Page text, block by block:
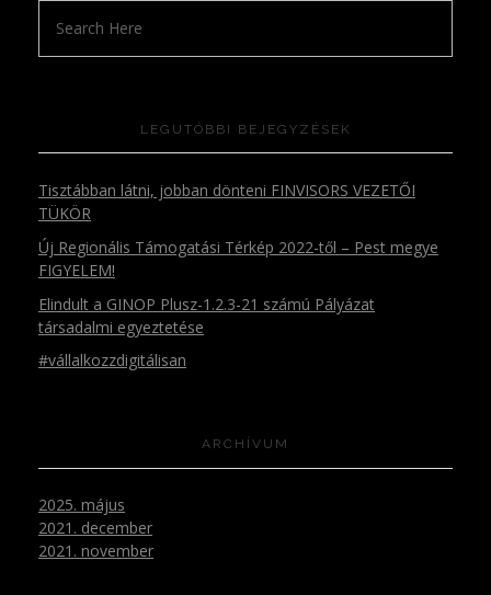
LEGUTÓBBI BEJEGYZÉSEK
Tisztábban látni, jobban dönteni FINVISORS VEZETŐI
TÜKÖR
Új Regionális Támogatási Térkép 2022-től – Pest megye
FIGYELEM!
Elindult a GINOP Plusz-1.2.3-21 számú Pályázat
társadalmi egyeztetése
#vállalkozzdigitálisan
ARCHÍVUM
2025. május
2021. december
2021. november